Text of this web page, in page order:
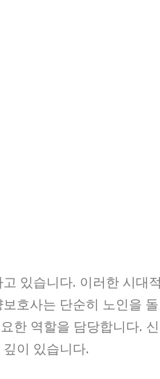
있습니다. 이러한 시대
호사는 단순히 노인을 돌
한 역할을 담당합니다. 신
이 있습니다.